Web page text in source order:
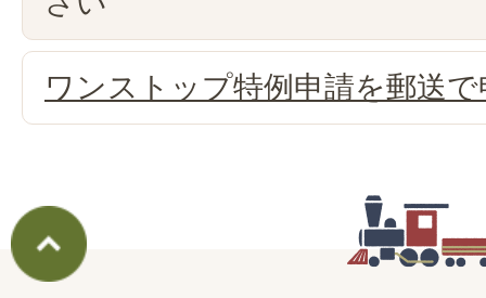
ワンストップ特例申請を郵送